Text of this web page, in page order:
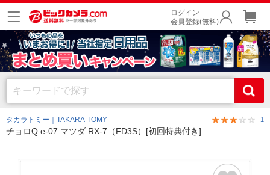
ログイン
会員登録(無料)
タカラトミー｜TAKARA TOMY 1
チョロQ e-07 マツダ RX-7（FD3S）[初回特典付き]